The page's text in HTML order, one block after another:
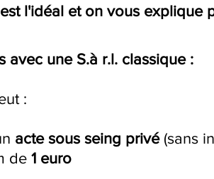
l'idéal et on vous explique
avec une S.à r.l. classique :
:
acte sous seing privé(sans
de 1 euro